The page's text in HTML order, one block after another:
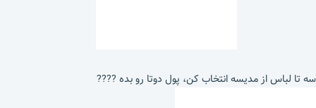
سه تا لباس از مدیسه انتخاب کن، پول دوتا رو بده ????